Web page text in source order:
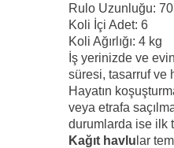
Rulo Uzunluğu:
Koli İçi Adet: 6
Koli Ağırlığı: 4 kg
İş yerinizde ve
süresi, tasarruf ve
Hayatın
veya etrafa
durumlarda ise ilk
Kağıt havlu lar